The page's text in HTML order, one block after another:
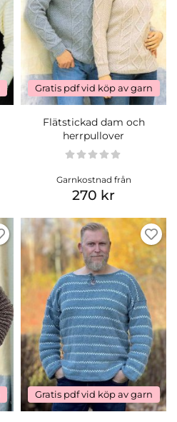
Gratis pdf vid köp av garn
Flätstickad dam och
herrpullover
Garnkostnad från
270 kr
Gratis pdf vid köp av garn